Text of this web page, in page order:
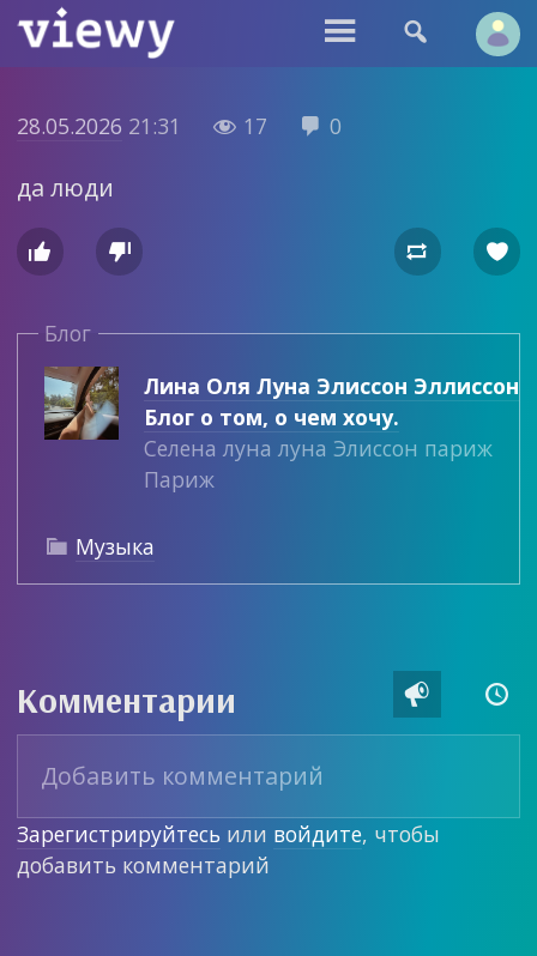
 
28.05.2026 21:31  17  0
да люди
   
Блог
Лина Оля Луна Элиссон Эллиссон
Блог о том, о чем хочу.
Селена луна луна Элиссон париж
Париж
 Музыка
Комментарии  
Зарегистрируйтесь или войдите, чтобы
добавить комментарий